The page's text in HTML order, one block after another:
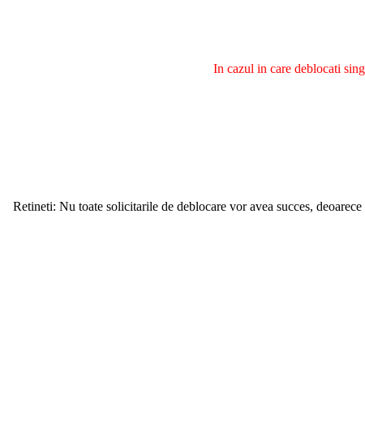
In cazul in care deblocati
Retineti: Nu toate solicitarile de deblocare vor avea succes,